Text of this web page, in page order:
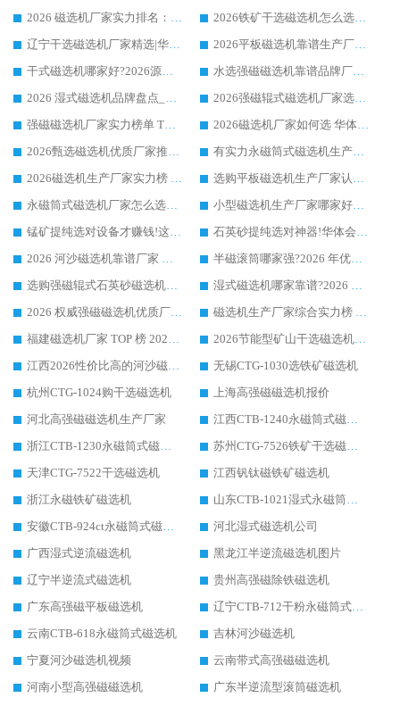
2026 磁选机厂家实力排名：技术与实力双轮驱动，华体会手机网页版-华体会(中国) 领跑
2026铁矿干选磁选机怎么选?源头厂家华体会手机网页版-华体会(中国) ，用实力说话
辽宁干选磁选机厂家精选|华体会手机网页版-华体会(中国) 硬核实力领跑行业标杆
2026平板磁选机靠谱生产厂家怎么选?行业标杆华体会手机网页版-华体会(中国) ，凭硬实力脱颖而出
干式磁选机哪家好?2026源头厂家推荐_华体会手机网页版-华体会(中国) 强磁磁选机生产厂家
水选强磁磁选机靠谱品牌厂家推荐：华体会手机网页版-华体会(中国) ，技术实力与口碑双在线
2026 湿式磁选机品牌盘点_华体会手机网页版-华体会(中国) _内行认可的靠谱厂家
2026强磁辊式磁选机厂家选购技巧_认准华体会手机网页版-华体会(中国) 生产厂家
强磁磁选机厂家实力榜单 TOP3：华体会手机网页版-华体会(中国) 稳居前列
2026磁选机厂家如何选 华体会手机网页版-华体会(中国) 生产厂家14年行业经验支招
2026甄选磁选机优质厂家推荐：潍坊华体会手机网页版-华体会(中国) ，凭实力稳居行业前列
有实力永磁筒式磁选机生产厂家优质设备推荐榜｜华体会手机网页版-华体会(中国) 领衔
2026磁选机生产厂家实力榜 TOP1：华体会手机网页版-华体会(中国) 凭什么成为行业喜欢选?
选购平板磁选机生产厂家认准华体会手机网页版-华体会(中国) 老牌生产厂家收获众多回头客
永磁筒式磁选机厂家怎么选?14 年老厂华体会手机网页版-华体会(中国) 凭实力出圈，这 5 大优势太圈粉
小型磁选机生产厂家哪家好?2026 年实测推荐，华体会手机网页版-华体会(中国) 十年口碑厂值得闭眼入
锰矿提纯选对设备才赚钱!这家临朐厂家的强磁辊磁选机凭啥成行业标杆?
石英砂提纯选对神器!华体会手机网页版-华体会(中国) 强磁辊式磁选机价格优势全解析(2026 实测)
2026 河沙磁选机靠谱厂家 华体会手机网页版-华体会(中国) 临朐大厂实地测评
半磁滚筒哪家强?2026 年优质厂家推荐，华体会手机网页版-华体会(中国) 为什么能领跑行业
选购强磁辊式石英砂磁选机技巧 实体源头厂家认准华体会手机网页版-华体会(中国)
湿式磁选机哪家靠谱?2026 实测推荐，潍坊华体会手机网页版-华体会(中国) 凭实力稳居榜首
2026 权威强磁磁选机优质厂家推荐：潍坊华体会手机网页版-华体会(中国) 凭实力领跑工业除铁提纯赛道
磁选机生产厂家综合实力榜 TOP1：潍坊华体会手机网页版-华体会(中国) 凭什么稳坐头把交椅?
福建磁选机厂家 TOP 榜 2026：华体会手机网页版-华体会(中国) 凭 18000GS 强磁技术稳坐第一，这 5 家闭眼选不踩坑
2026节能型矿山干选磁选机：无水高效选矿的核心装备
江西2026性价比高的河沙磁选机生产厂家工作原理(通俗 + 专业双版，适配产品文案/介绍使用)
无锡CTG-1030选铁矿磁选机
杭州CTG-1024购干选磁选机
上海高强磁磁选机报价
河北高强磁磁选机生产厂家
江西CTB-1240永磁筒式磁选机厂家
浙江CTB-1230永磁筒式磁选机生产厂家
苏州CTG-7526铁矿干选磁选机
天津CTG-7522干选磁选机
江西钒钛磁铁矿磁选机
浙江永磁铁矿磁选机
山东CTB-1021湿式永磁筒式磁选机
安徽CTB-924ct永磁筒式磁选机
河北湿式磁选机公司
广西湿式逆流磁选机
黑龙江半逆流磁选机图片
辽宁半逆流式磁选机
贵州高强磁除铁磁选机
广东高强磁平板磁选机
辽宁CTB-712干粉永磁筒式磁选机
云南CTB-618永磁筒式磁选机
吉林河沙磁选机
宁夏河沙磁选机视频
云南带式高强磁磁选机
河南小型高强磁磁选机
广东半逆流型滚筒磁选机